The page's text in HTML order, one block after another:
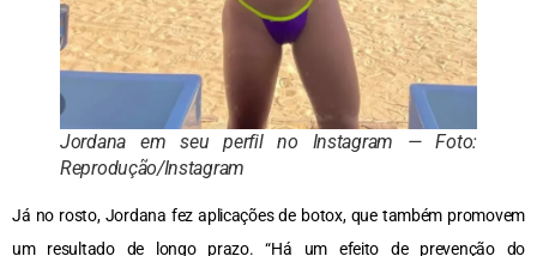
Jordana em seu perfil no Instagram — Foto:
Reprodução/Instagram
Já no rosto, Jordana fez aplicações de botox, que também promovem
um resultado de longo prazo. “Há um efeito de prevenção do